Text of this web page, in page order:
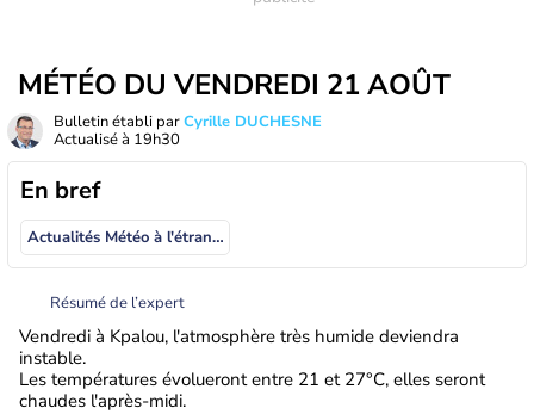
MÉTÉO DU VENDREDI 21 AOÛT
Bulletin établi parCyrille DUCHESNE
Actualisé à 19h30
En bref
Actualités Météo à l'étranger
Résumé de l’expert
Vendredi à Kpalou, l'atmosphère très humide deviendra
instable.
Les températures évolueront entre 21 et 27°C, elles seront
chaudes l'après-midi.